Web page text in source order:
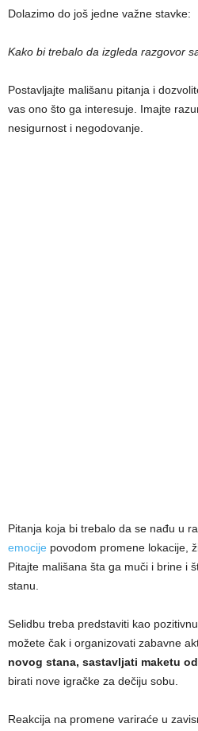
Dolazimo do još jedne važne stavke:
Kako bi trebalo da izgleda razgovor
Postavljajte mališanu pitanja i
vas ono što ga interesuje. Imajte
nesigurnost i negodovanje.
Pitanja koja bi trebalo da se nađu u
emocije povodom promene lokacije,
Pitajte mališana šta ga muči i brine i
stanu.
Selidbu treba predstaviti kao
možete čak i organizovati zabavne
novog stana, sastavljati maketu
birati nove igračke za dečiju sobu.
Reakcija na promene variraće u